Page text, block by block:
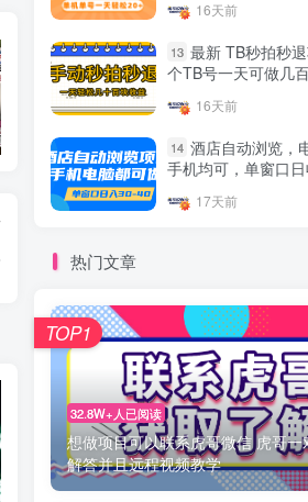
抖音上我必须推荐的10个优质博主！ 网易云音乐黑胶会员，三个官方免费领取教程，最高可领1年 十大
16天前
13 最新 TB秒拍秒
个TB号一天可做几
16天前
14 酒店自动浏览，
手机均可，单窗口
17天前
热门文章
32.8W+人已阅读
想做项目可以联系虎哥微信 虎哥一
解答并且远程视频教学
TOP1